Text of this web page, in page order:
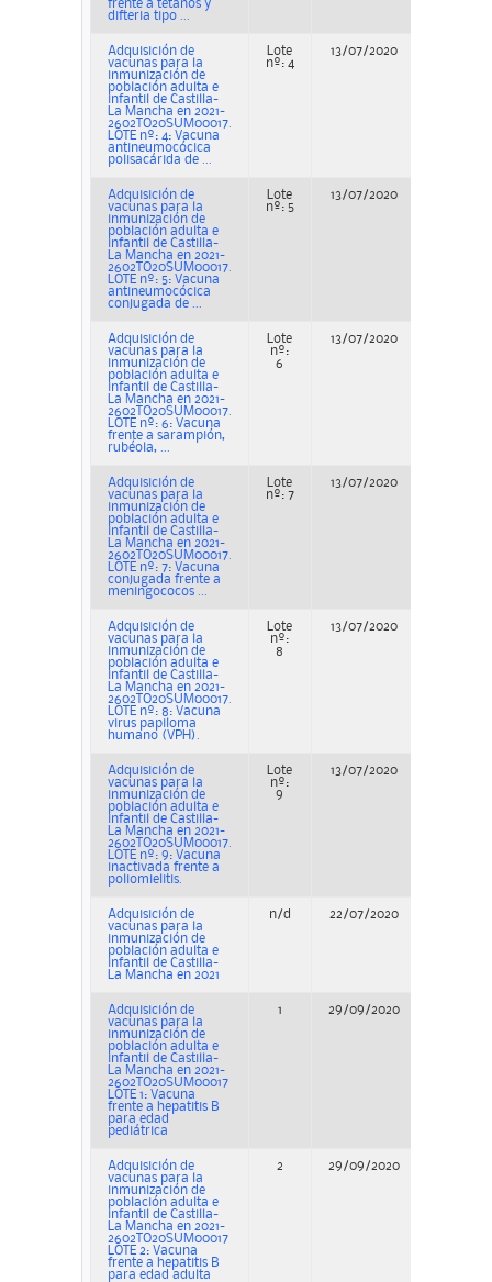
frente a tétanos y
difteria tipo ...
Adquisición de
vacunas para la
inmunización de
población adulta e
infantil de Castilla-
La Mancha en 2021-
2602TO20SUM00017.
LOTE nº: 4: Vacuna
antineumocócica
polisacárida de ...
Lote
nº: 4
13/07/2020
Adquisición de
vacunas para la
inmunización de
población adulta e
infantil de Castilla-
La Mancha en 2021-
2602TO20SUM00017.
LOTE nº: 5: Vacuna
antineumocócica
conjugada de ...
Lote
nº: 5
13/07/2020
Adquisición de
vacunas para la
inmunización de
población adulta e
infantil de Castilla-
La Mancha en 2021-
2602TO20SUM00017.
LOTE nº: 6: Vacuna
frente a sarampión,
rubéola, ...
Lote
nº:
6
13/07/2020
Adquisición de
vacunas para la
inmunización de
población adulta e
infantil de Castilla-
La Mancha en 2021-
2602TO20SUM00017.
LOTE nº: 7: Vacuna
conjugada frente a
meningococos ...
Lote
nº: 7
13/07/2020
Adquisición de
vacunas para la
inmunización de
población adulta e
infantil de Castilla-
La Mancha en 2021-
2602TO20SUM00017.
LOTE nº: 8: Vacuna
virus papiloma
humano (VPH).
Lote
nº:
8
13/07/2020
Adquisición de
vacunas para la
inmunización de
población adulta e
infantil de Castilla-
La Mancha en 2021-
2602TO20SUM00017.
LOTE nº: 9: Vacuna
inactivada frente a
poliomielitis.
Lote
nº:
9
13/07/2020
Adquisición de
vacunas para la
inmunización de
población adulta e
infantil de Castilla-
La Mancha en 2021
n/d 22/07/2020
Adquisición de
vacunas para la
inmunización de
población adulta e
infantil de Castilla-
La Mancha en 2021-
2602TO20SUM00017
LOTE 1: Vacuna
frente a hepatitis B
para edad
pediátrica
1 29/09/2020
Adquisición de
vacunas para la
inmunización de
población adulta e
infantil de Castilla-
La Mancha en 2021-
2602TO20SUM00017
LOTE 2: Vacuna
frente a hepatitis B
para edad adulta
2 29/09/2020